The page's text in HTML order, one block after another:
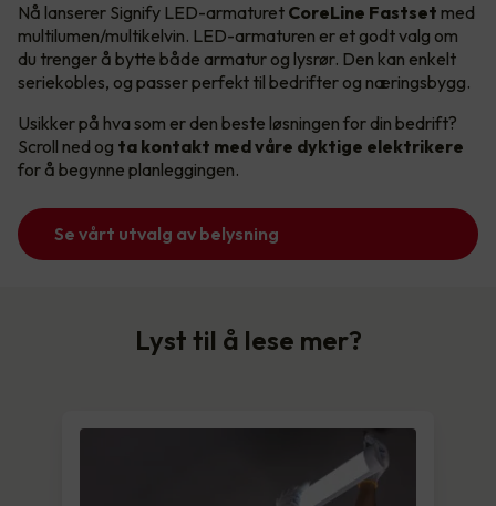
Nå lanserer Signify LED-armaturet CoreLine Fastset med
multilumen/multikelvin. LED-armaturen er et godt valg om
du trenger å bytte både armatur og lysrør. Den kan enkelt
seriekobles, og passer perfekt til bedrifter og næringsbygg.
Usikker på hva som er den beste løsningen for din bedrift?
Scroll ned og ta kontakt med våre dyktige elektrikere
for å begynne planleggingen.
Se vårt utvalg av belysning
Lyst til å lese mer?